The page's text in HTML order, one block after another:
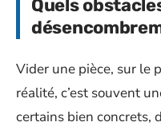
Quels
Vider une pièce, sur le
réalité, c’est souvent
certains bien concrets,